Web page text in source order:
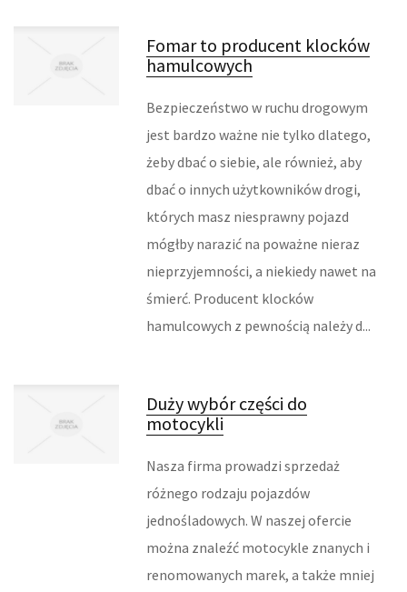
MASZYNY
NARZĘDZIA
PRZEMYSŁ METALOWY
TRANSPORT
TRANSPORT
CZĘŚCI SAMOCHODOWE
WYNAJEM
REKLAMA W INTERNECIE
AGENCJE REKLAMOWE
MATERIAŁY REKLAMOWE
INNE AGENCJE
Fomar to producent klocków
hamulcowych
Bezpieczeństwo w ruchu drogowym
jest bardzo ważne nie tylko dlatego,
żeby dbać o siebie, ale również, aby
dbać o innych użytkowników drogi,
których masz niesprawny pojazd
mógłby narazić na poważne nieraz
nieprzyjemności, a niekiedy nawet na
śmierć. Producent klocków
hamulcowych z pewnością należy d...
Duży wybór części do
motocykli
Nasza firma prowadzi sprzedaż
różnego rodzaju pojazdów
jednośladowych. W naszej ofercie
można znaleźć motocykle znanych i
renomowanych marek, a także mniej